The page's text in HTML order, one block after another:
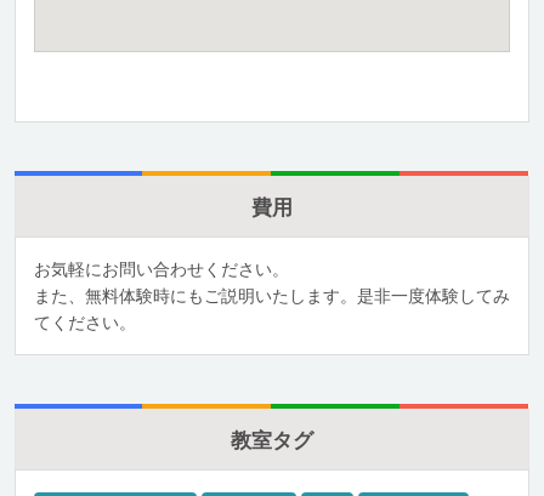
費用
お気軽にお問い合わせください。
また、無料体験時にもご説明いたします。是非一度体験してみ
てください。
教室タグ